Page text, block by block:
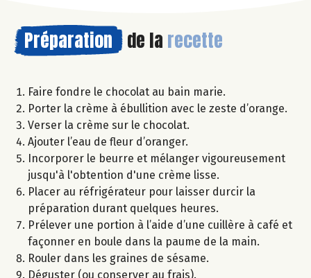
Préparation de la recette
Faire fondre le chocolat au bain marie.
Porter la crème à ébullition avec le zeste d’orange.
Verser la crème sur le chocolat.
Ajouter l’eau de fleur d’oranger.
Incorporer le beurre et mélanger vigoureusement
jusqu'à l'obtention d'une crème lisse.
Placer au réfrigérateur pour laisser durcir la
préparation durant quelques heures.
Prélever une portion à l’aide d’une cuillère à café et
façonner en boule dans la paume de la main.
Rouler dans les graines de sésame.
Déguster (ou conserver au frais).